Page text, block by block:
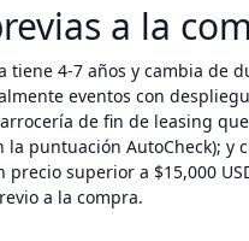
a la
4-7 años y cambia de
eventos con
de fin de leasing
puntuación AutoCheck);
superior a $15,000
a la compra.